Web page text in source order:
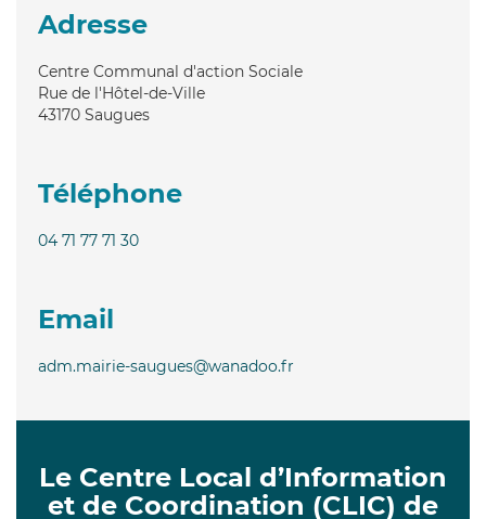
Adresse
Centre Communal d'action Sociale
Rue de l'Hôtel-de-Ville
43170 Saugues
Téléphone
04 71 77 71 30
Email
adm.mairie-saugues@wanadoo.fr
Le Centre Local d’Information
et de Coordination (CLIC) de